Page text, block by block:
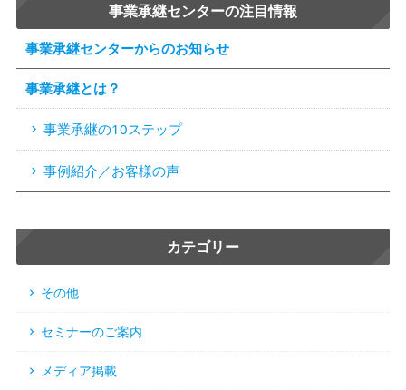
事業承継センターの注目情報
事業承継センターからのお知らせ
事業承継とは？
事業承継の10ステップ
事例紹介／お客様の声
カテゴリー
その他
セミナーのご案内
メディア掲載